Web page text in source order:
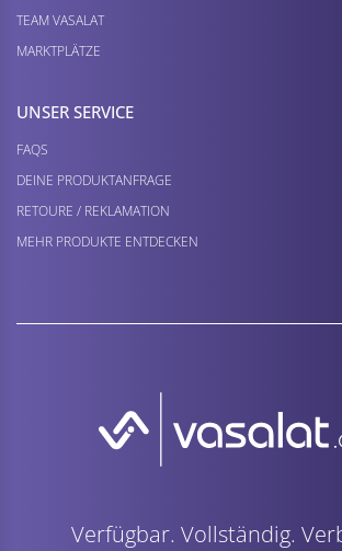
TEAM VASALAT
MARKTPLÄTZE
UNSER SERVICE
FAQS
DEINE PRODUKTANFRAGE
RETOURE / REKLAMATION
MEHR PRODUKTE ENTDECKEN
Verfügbar. Vollständig.